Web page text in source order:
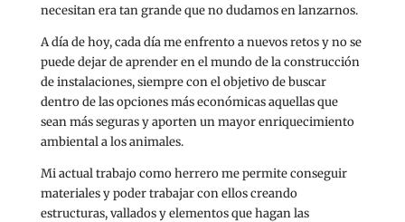
necesitan era tan grande que no dudamos en lanzarnos.
A día de hoy, cada día me enfrento a nuevos retos y no se
puede dejar de aprender en el mundo de la construcción
de instalaciones, siempre con el objetivo de buscar
dentro de las opciones más económicas aquellas que
sean más seguras y aporten un mayor enriquecimiento
ambiental a los animales.
Mi actual trabajo como herrero me permite conseguir
materiales y poder trabajar con ellos creando
estructuras, vallados y elementos que hagan las